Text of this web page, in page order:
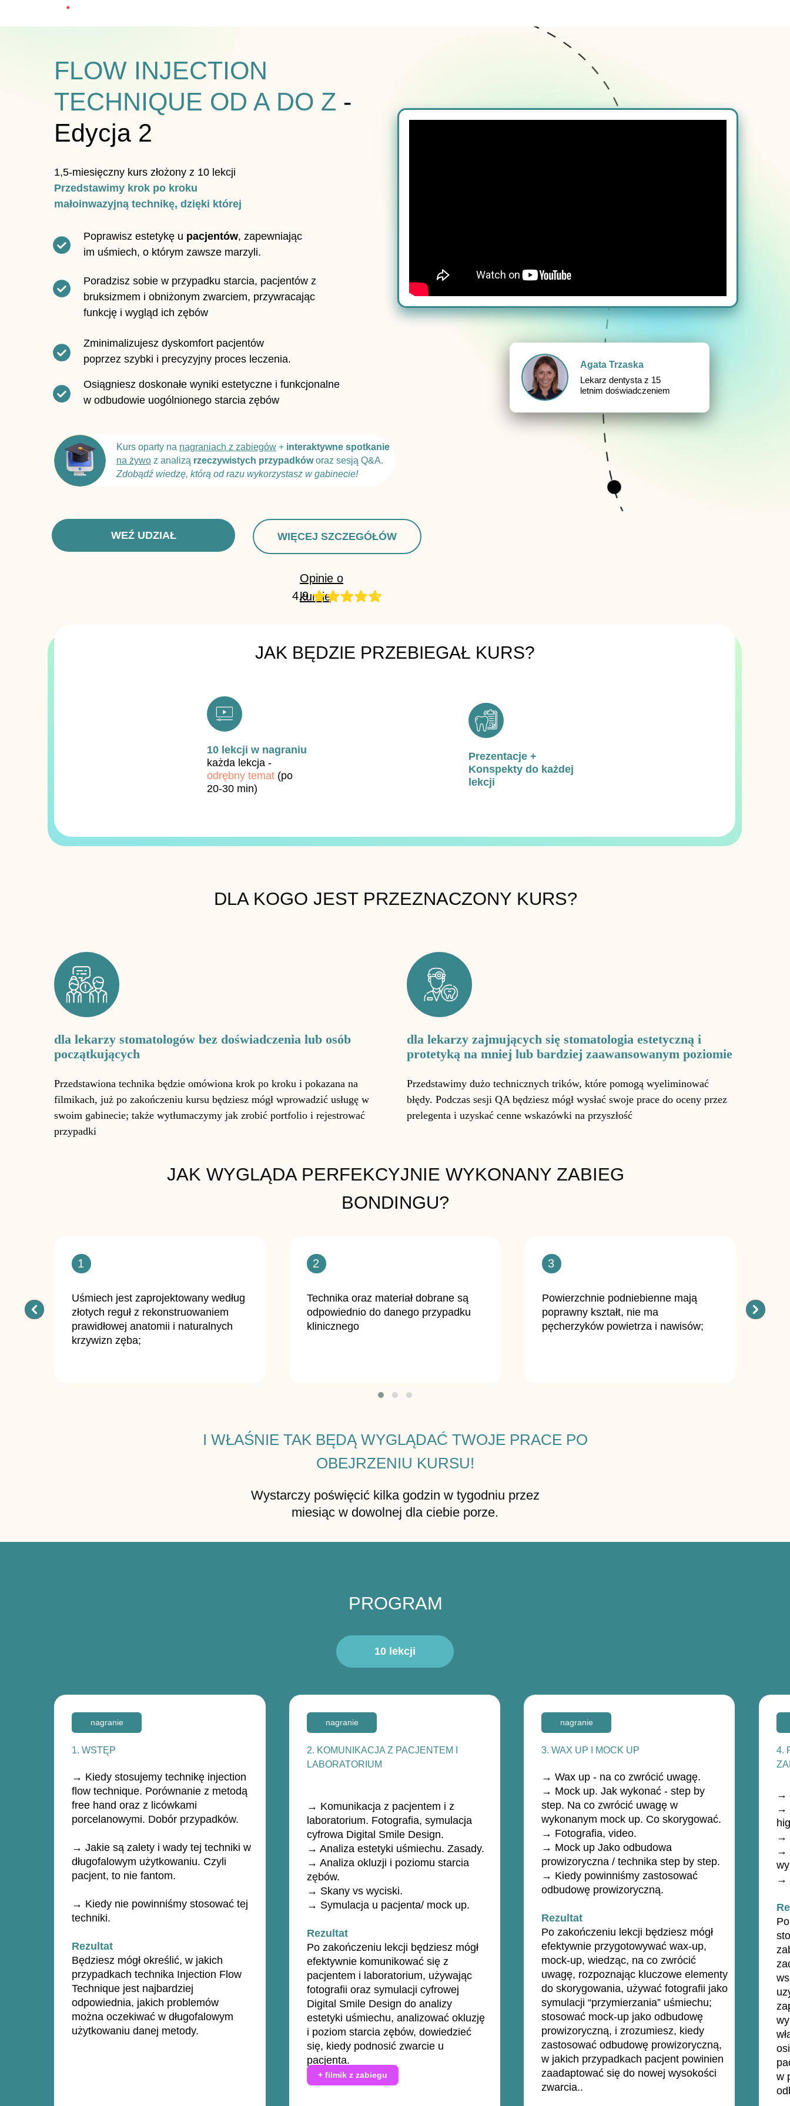
WEŹ UDZIAŁ WIĘCEJ SZCZEGÓŁÓW
Agata Trzaska
Lekarz dentysta z 15
letnim doświadczeniem
FLOW INJECTION
TECHNIQUE OD A DO Z -
Edycja 2
1,5-miesięczny kurs złożony z 10 lekcji
Przedstawimy krok po kroku
małoinwazyjną technikę, dzięki której
Poprawisz estetykę u pacjentów, zapewniając
im uśmiech, o którym zawsze marzyli.
Poradzisz sobie w przypadku starcia, pacjentów z
bruksizmem i obniżonym zwarciem, przywracając
funkcję i wygląd ich zębów
Zminimalizujesz dyskomfort pacjentów
poprzez szybki i precyzyjny proces leczenia.
Kurs oparty na nagraniach z zabiegów + interaktywne spotkanie
na żywo z analizą rzeczywistych przypadkóworaz sesją Q&A.
Zdobądź wiedzę, którą od razu wykorzystasz w gabinecie!
Osiągniesz doskonałe wyniki estetyczne i funkcjonalne
w odbudowie uogólnionego starcia zębów
JAK BĘDZIE PRZEBIEGAŁ KURS?
Prezentacje +
Konspekty do każdej
lekcji
10 lekcji w nagraniu
każda lekcja -
odrębny temat (po
20-30 min)
4,9
Opinie o
kursie
DLA KOGO JEST PRZEZNACZONY KURS?
dla lekarzy stomatologów bez doświadczenia lub osób
początkujących
Przedstawiona technika będzie omówiona krok po kroku i pokazana na
filmikach, już po zakończeniu kursu będziesz mógł wprowadzić usługę w
swoim gabinecie; także wytłumaczymy jak zrobić portfolio i rejestrować
przypadki
dla lekarzy zajmujących się stomatologia estetyczną i
protetyką na mniej lub bardziej zaawansowanym poziomie
Przedstawimy dużo technicznych trików, które pomogą wyeliminować
błędy. Podczas sesji QA będziesz mógł wysłać swoje prace do oceny przez
prelegenta i uzyskać cenne wskazówki na przyszłość
JAK WYGLĄDA PERFEKCYJNIE WYKONANY ZABIEG
BONDINGU?
Uśmiech jest zaprojektowany według
złotych reguł z rekonstruowaniem
prawidłowej anatomii i naturalnych
krzywizn zęba;
1
Technika oraz materiał dobrane są
odpowiednio do danego przypadku
klinicznego
2
Powierzchnie podniebienne mają
poprawny kształt, nie ma
pęcherzyków powietrza i nawisów;
3
I WŁAŚNIE TAK BĘDĄ WYGLĄDAĆ TWOJE PRACE PO
OBEJRZENIU KURSU!
Wystarczy poświęcić kilka godzin w tygodniu przez
miesiąc w dowolnej dla ciebie porze.
PROGRAM
10 lekcji
→ Kiedy stosujemy technikę injection
flow technique. Porównanie z metodą
free hand oraz z licówkami
porcelanowymi. Dobór przypadków.
→ Jakie są zalety i wady tej techniki w
długofalowym użytkowaniu. Czyli
pacjent, to nie fantom.
→ Kiedy nie powinniśmy stosować tej
techniki.
Rezultat
Będziesz mógł określić, w jakich
przypadkach technika Injection Flow
Technique jest najbardziej
odpowiednia, jakich problemów
można oczekiwać w długofalowym
użytkowaniu danej metody.
1. WSTĘP
→ Komunikacja z pacjentem i z
laboratorium. Fotografia, symulacja
cyfrowa Digital Smile Design.
→ Analiza estetyki uśmiechu. Zasady.
→ Analiza okluzji i poziomu starcia
zębów.
→ Skany vs wyciski.
→ Symulacja u pacjenta/ mock up.
Rezultat
Po zakończeniu lekcji będziesz mógł
efektywnie komunikować się z
pacjentem i laboratorium, używając
fotografii oraz symulacji cyfrowej
Digital Smile Design do analizy
estetyki uśmiechu, analizować okluzję
i poziom starcia zębów, dowiedzieć
się, kiedy podnosić zwarcie u
pacjenta.
2. KOMUNIKACJA Z PACJENTEM I
LABORATORIUM
→ Wax up - na co zwrócić uwagę.
→ Mock up. Jak wykonać - step by
step. Na co zwrócić uwagę w
wykonanym mock up. Co skorygować.
→ Fotografia, video.
→ Mock up Jako odbudowa
prowizoryczna / technika step by step.
→ Kiedy powinniśmy zastosować
odbudowę prowizoryczną.
Rezultat
Po zakończeniu lekcji będziesz mógł
efektywnie przygotowywać wax-up,
mock-up, wiedząc, na co zwrócić
uwagę, rozpoznając kluczowe elementy
do skorygowania, używać fotografii jako
symulacji “przymierzania” uśmiechu;
stosować mock-up jako odbudowę
prowizoryczną, i zrozumiesz, kiedy
zastosować odbudowę prowizoryczną,
w jakich przypadkach pacjent powinien
zaadaptować się do nowej wysokości
zwarcia..
3. WAX UP I MOCK UP
→
→
→
→
→
w
4.
nagranie
nagranie
nagranie
+ filmik z zabiegu